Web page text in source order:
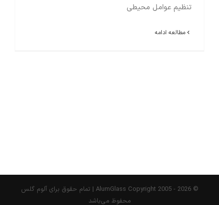
تنظیم عوامل محیطی
مطالعه ادامه
© AlumGlass Copyright 2005 -
2026 | تمام حقوق برای آلوم گلس
محفوظ می‌باشد